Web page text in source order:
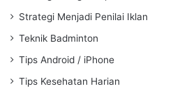
Strategi Menjadi Penilai Iklan
Teknik Badminton
Tips Android / iPhone
Tips Kesehatan Harian